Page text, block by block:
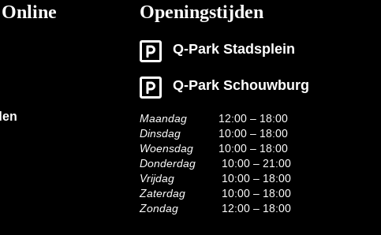
Openingstijden
Q-Park Stadsplein
Q-Park Schouwburg
Maandag
12:00 – 18:00
Dinsdag
10:00 – 18:00
Woensdag
10:00 – 18:00
Donderdag
10:00 – 21:00
Vrijdag
10:00 – 18:00
Zaterdag
10:00 – 18:00
Zondag
12:00 – 18:00